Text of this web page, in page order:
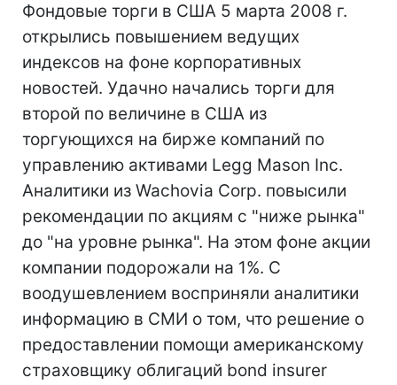
Фондовые торги в США 5 марта 2008 г.
открылись повышением ведущих
индексов на фоне корпоративных
новостей. Удачно начались торги для
второй по величине в США из
торгующихся на бирже компаний по
управлению активами Legg Mason Inc.
Аналитики из Wachovia Corp. повысили
рекомендации по акциям с "ниже рынка"
до "на уровне рынка". На этом фоне акции
компании подорожали на 1%. С
воодушевлением восприняли аналитики
информацию в СМИ о том, что решение о
предоставлении помощи американскому
страховщику облигаций bond insurer